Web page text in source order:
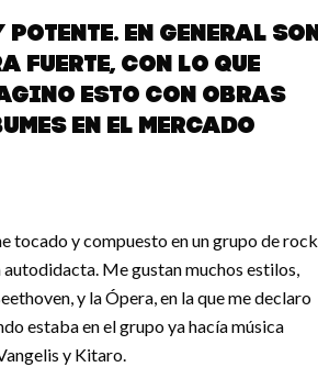
En general
fuerte, con lo que
esto con obras
en el mercado
tocado y compuesto en un grupo de rock
autodidacta. Me gustan muchos estilos,
y la Ópera, en la que me declaro
estaba en el grupo ya hacía música
y Kitaro.